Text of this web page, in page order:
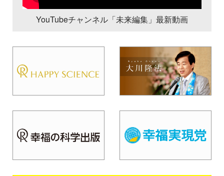
YouTubeチャンネル「未来編集」最新動画